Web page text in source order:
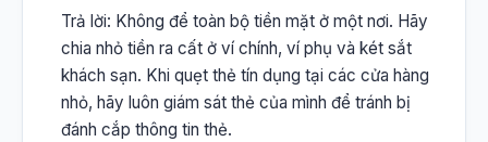
Trả lời: Không để toàn bộ tiền mặt ở một nơi. Hãy
chia nhỏ tiền ra cất ở ví chính, ví phụ và két sắt
khách sạn. Khi quẹt thẻ tín dụng tại các cửa hàng
nhỏ, hãy luôn giám sát thẻ của mình để tránh bị
đánh cắp thông tin thẻ.